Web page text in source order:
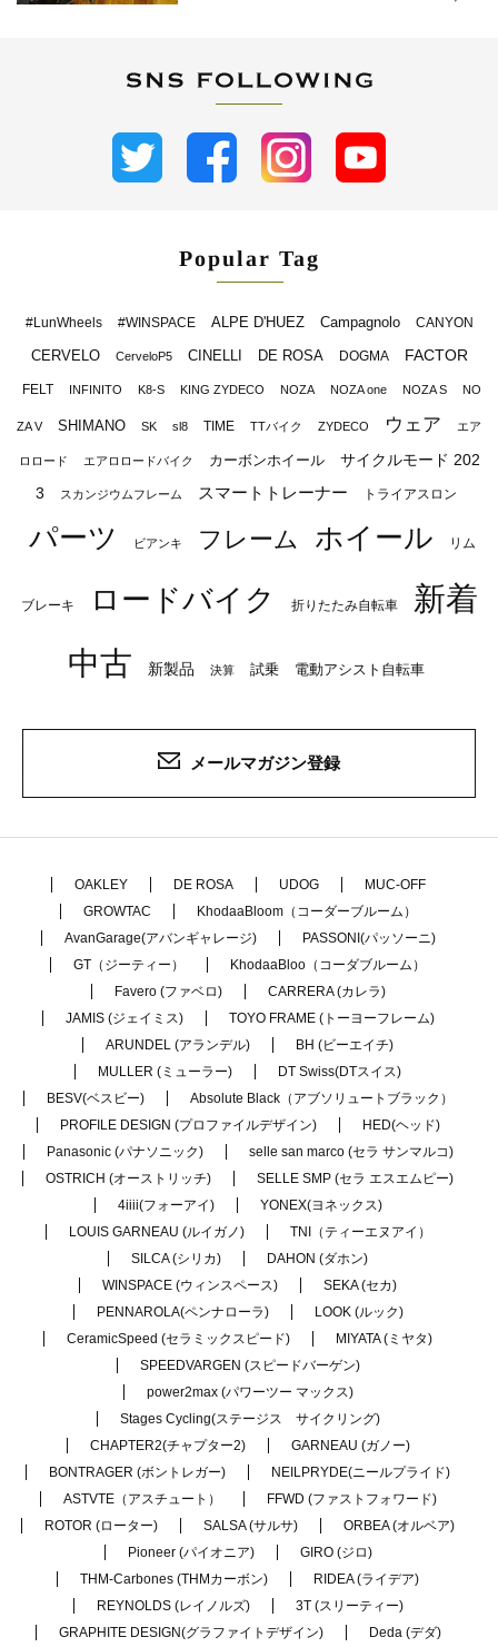
Popular Tag
#LunWheels #WINSPACE ALPE D'HUEZ Campagnolo CANYON
CERVELO CerveloP5 CINELLI DE ROSA DOGMA FACTOR
FELT INFINITO K8-S KING ZYDECO NOZA NOZA one NOZA S NO
ZA V SHIMANO SK sl8 TIME TTバイク ZYDECO ウェア エア
ロロード エアロロードバイク カーボンホイール
サイクルモード 202
3
スカンジウムフレーム スマートトレーナー トライアスロン
パーツ ビアンキ フレーム ホイール リム
ブレーキ ロードバイク 折りたたみ自転車
新着
中古
新製品 決算 試乗 電動アシスト自転車
メールマガジン登録
OAKLEY DE ROSA UDOG
MUC-OFF
GROWTAC
KhodaaBloom（コーダーブルーム）
AvanGarage(アバンギャレージ)
PASSONI(パッソーニ)
GT（ジーティー）
KhodaaBloo（コーダブルーム）
Favero (ファベロ)
CARRERA (カレラ)
JAMIS (ジェイミス)
TOYO FRAME (トーヨーフレーム)
ARUNDEL (アランデル)
BH (ビーエイチ)
MULLER (ミューラー)
DT Swiss(DTスイス)
BESV(ベスビー)
Absolute Black（アブソリュートブラック）
PROFILE DESIGN (プロファイルデザイン)
HED(ヘッド)
Panasonic (パナソニック)
selle san marco (セラ サンマルコ)
OSTRICH (オーストリッチ)
SELLE SMP (セラ エスエムピー)
4iiii(フォーアイ)
YONEX(ヨネックス)
LOUIS GARNEAU (ルイガノ)
TNI（ティーエヌアイ）
SILCA (シリカ)
DAHON (ダホン)
WINSPACE (ウィンスペース)
SEKA (セカ)
PENNAROLA(ペンナローラ)
LOOK (ルック)
CeramicSpeed (セラミックスピード)
MIYATA (ミヤタ)
SPEEDVARGEN (スピードバーゲン)
power2max (パワーツー マックス)
Stages Cycling(ステージス サイクリング)
CHAPTER2(チャプター2)
GARNEAU (ガノー)
BONTRAGER (ボントレガー)
NEILPRYDE(ニールプライド)
ASTVTE（アスチュート）
FFWD (ファストフォワード)
ROTOR (ローター)
SALSA (サルサ)
ORBEA (オルベア)
Pioneer (パイオニア)
GIRO (ジロ)
THM-Carbones (THMカーボン)
RIDEA (ライデア)
REYNOLDS (レイノルズ)
3T (スリーティー)
GRAPHITE DESIGN(グラファイトデザイン)
Deda (デダ)